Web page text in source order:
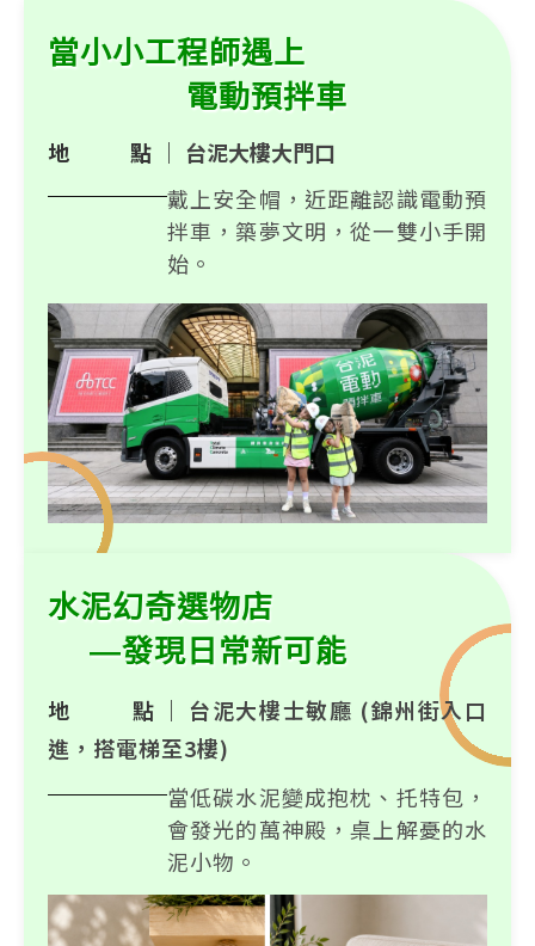
當小小工程師遇上
電動預拌車
地 點｜ 台泥大樓大門口
戴上安全帽，近距離認識電動預
拌車，築夢文明，從一雙小手開
始。
水泥幻奇選物店
—發現日常新可能
地 點｜ 台泥大樓士敏廳 (錦州街入口
進，搭電梯至3樓)
當低碳水泥變成抱枕、托特包，
會發光的萬神殿，桌上解憂的水
泥小物。